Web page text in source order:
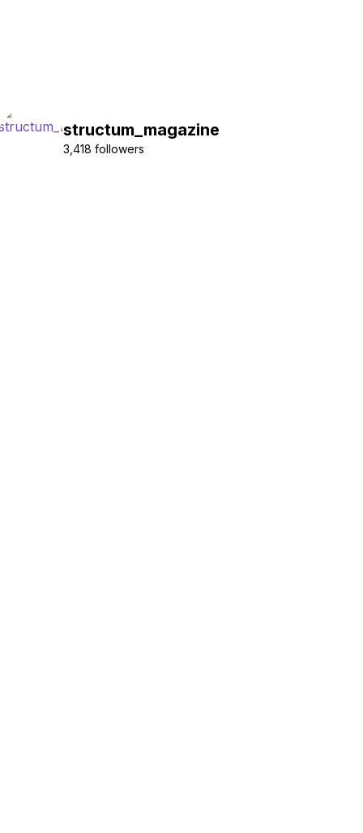
structum_magazine
3,418 followers